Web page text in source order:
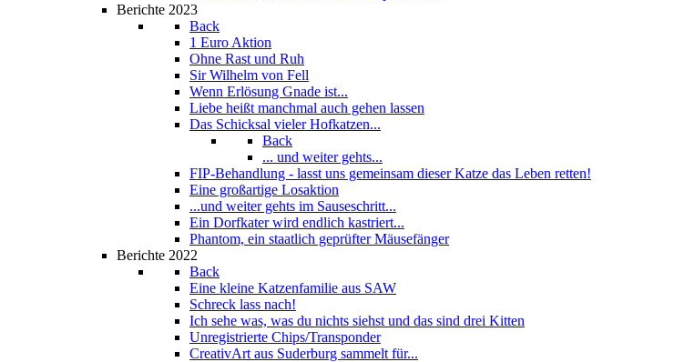
Berichte 2023
Back
1 Euro Aktion
Ohne Rast und Ruh
Sir Wilhelm von Fell
Wenn Erlösung Gnade ist...
Liebe heißt manchmal auch gehen lassen
Das Schicksal vieler Hofkatzen...
Back
... und weiter gehts...
FIP-Behandlung - lasst uns gemeinsam dieser Katze das Leben retten!
Eine großartige Losaktion
...und weiter gehts im Sauseschritt...
Ein Dorfkater wird endlich kastriert...
Phantom, ein staatlich geprüfter Mäusefänger
Berichte 2022
Back
Eine kleine Katzenfamilie aus SAW
Schreck lass nach!
Ich sehe was, was du nichts siehst und das sind drei Kitten
Unregistrierte Chips/Transponder
CreativArt aus Suderburg sammelt für...